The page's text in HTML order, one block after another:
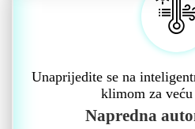
Unaprijedite se na
klimom za veću
Napredna